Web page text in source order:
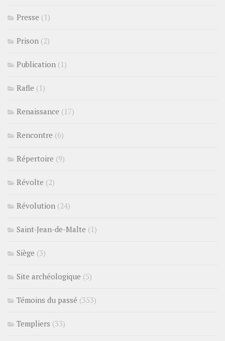
Presse (1)
Prison (2)
Publication (1)
Rafle (1)
Renaissance (17)
Rencontre (6)
Répertoire (9)
Révolte (2)
Révolution (24)
Saint-Jean-de-Malte (1)
Siège (3)
Site archéologique (5)
Témoins du passé (353)
Templiers (33)